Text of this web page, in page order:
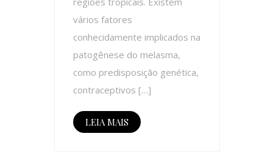
vários fatores
conhecidamente implicados na
patogênese do melasma,
como predisposição genética,
contraceptivos […]
LEIA MAIS